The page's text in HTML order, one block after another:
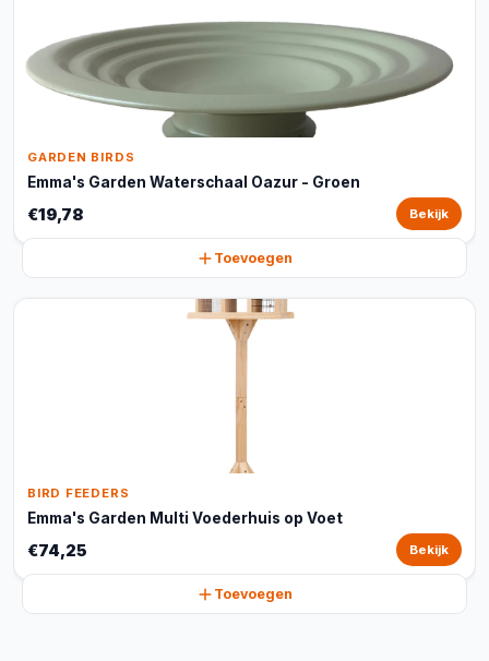
GARDEN BIRDS
Emma's Garden Waterschaal Oazur - Groen
€19,78 Bekijk
Toevoegen
BIRD FEEDERS
Emma's Garden Multi Voederhuis op Voet
€74,25 Bekijk
Toevoegen